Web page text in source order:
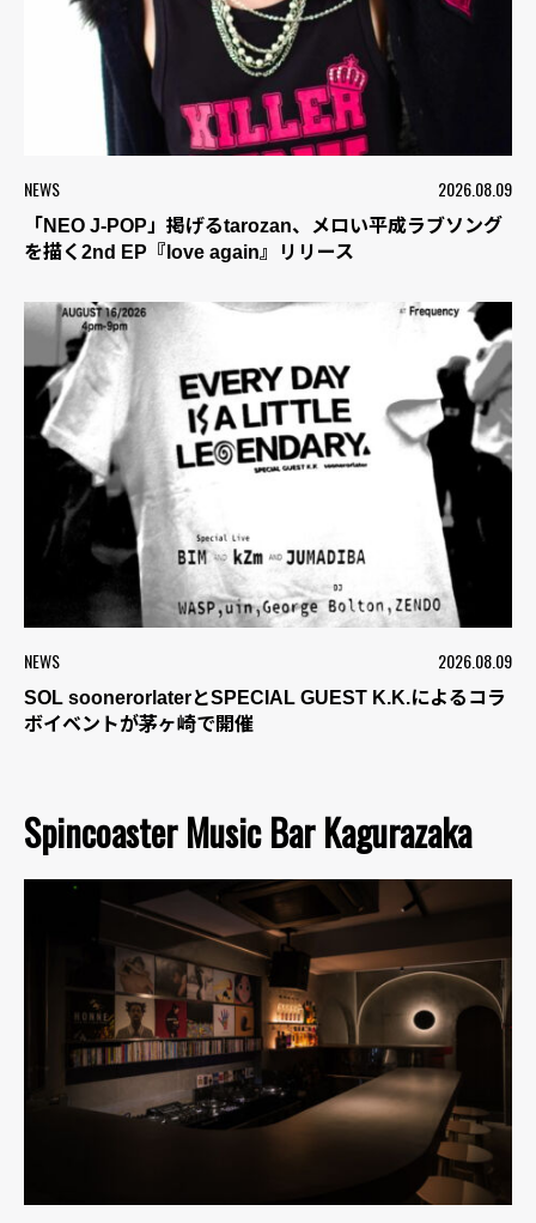
NEWS 2026.08.09
「NEO J-POP」掲げるtarozan、メロい平成ラブソング
を描く2nd EP『love again』リリース
NEWS 2026.08.09
SOL soonerorlaterとSPECIAL GUEST K.K.によるコラ
ボイベントが茅ヶ崎で開催
Spincoaster Music Bar Kagurazaka